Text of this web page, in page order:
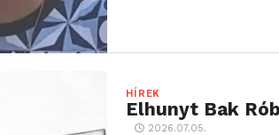
HÍREK
Elhunyt Bak
2026.07.05.